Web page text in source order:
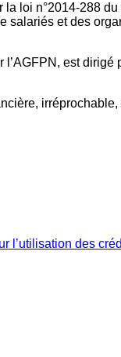
loi n°2014-288
et des
est
l’utilisation des